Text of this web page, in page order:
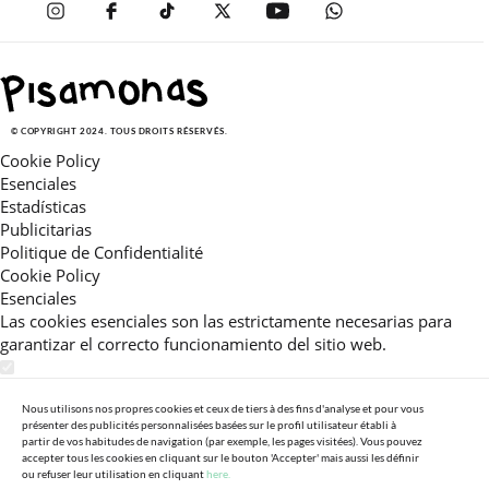
© COPYRIGHT 2024. TOUS DROITS RÉSERVÉS.
Cookie Policy
Esenciales
Estadísticas
Publicitarias
Politique de Confidentialité
Cookie Policy
Esenciales
Las cookies esenciales son las estrictamente necesarias para
garantizar el correcto funcionamiento del sitio web.
Estas cookies nos permiten ofrecerle una experiencia en el sitio
adaptada a su navegación (recomendaciones de producto
personalizadas, énfasis en categorías frecuentemente
consultadas, etc).Al activar esta cookie, nos ayuda a mejorar aún
Nous utilisons nos propres cookies et ceux de tiers à des fins d'analyse et pour vous
présenter des publicités personnalisées basées sur le profil utilisateur établi à
partir de vos habitudes de navigation (par exemple, les pages visitées). Vous pouvez
accepter tous les cookies en cliquant sur le bouton 'Accepter' mais aussi les définir
ou refuser leur utilisation en cliquanthere.